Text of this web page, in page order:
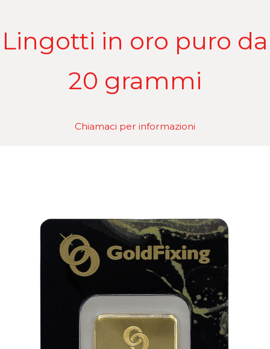
Lingotti in oro puro da
20 grammi
Chiamaci per informazioni